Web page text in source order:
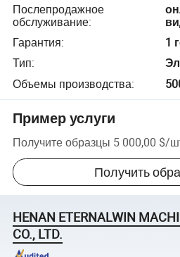
Послепродажное
обслуживание:
Гарантия:
1
Тип:
Объемы производства:
Пример услуги
Получите образцы 5 000,00 $/
Получить
HENAN ETERNALWIN
CO., LTD.